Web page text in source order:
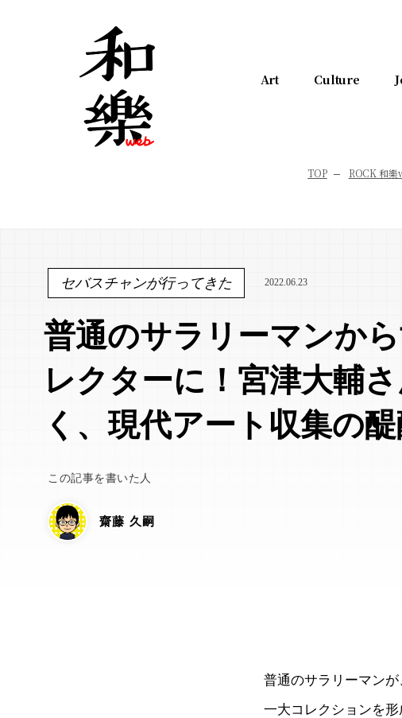
Art Culture
TOP ROCK 和樂
セバスチャンが行ってきた 2022.06.23
普通のサラリーマンか
レクターに！宮津大輔
く、現代アート収集の
この記事を書いた人
齋藤 久嗣
普通のサラリーマン
一大コレクションを